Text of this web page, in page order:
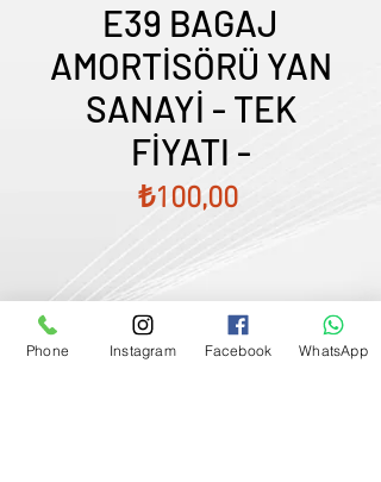
E39 BAGAJ
AMORTİSÖRÜ YAN
SANAYİ - TEK
FİYATI -
₺100,00Fiyat
Satış Temsilcimizle Görüşün
Phone Instagram Facebook WhatsApp